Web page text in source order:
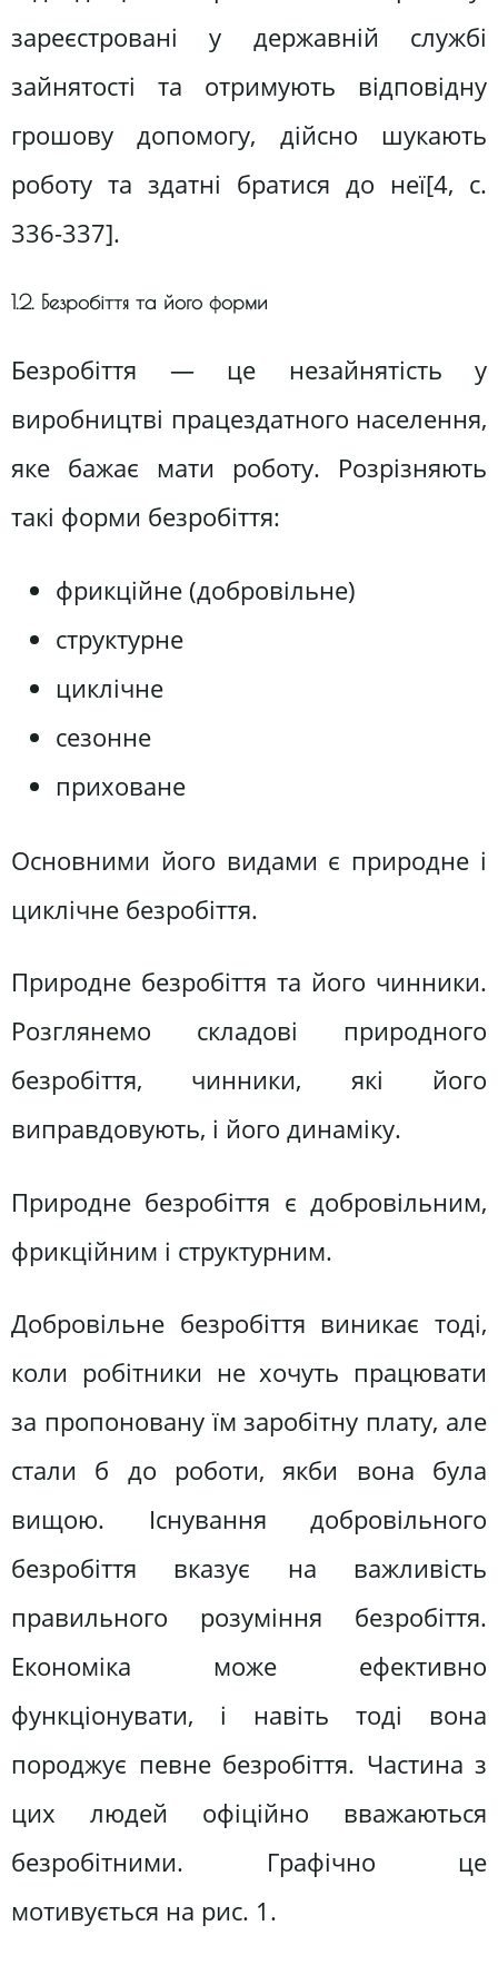
зареєстровані у державній службі
зайнятості та отримують відповідну
грошову допомогу, дійсно шукають
роботу та здатні братися до неї[4, c.
336-337].
1.2. Безробіття та його форми
Безробіття — це незайнятість у
виробництві працездатного населення,
яке бажає мати роботу. Розрізняють
такі форми безробіття:
фрикційне (добровільне)
структурне
циклічне
сезонне
приховане
Основними його видами є природне і
циклічне безробіття.
Природне безробіття та його чинники.
Розглянемо складові природного
безробіття, чинники, які його
виправдовують, і його динаміку.
Природне безробіття є добровільним,
фрикційним і структурним.
Добровільне безробіття виникає тоді,
коли робітники не хочуть працювати
за пропоновану їм заробітну плату, але
стали б до роботи, якби вона була
вищою. Існування добровільного
безробіття вказує на важливість
правильного розуміння безробіття.
Економіка може ефективно
функціонувати, і навіть тоді вона
породжує певне безробіття. Частина з
цих людей офіційно вважаються
безробітними. Графічно це
мотивується на рис. 1.